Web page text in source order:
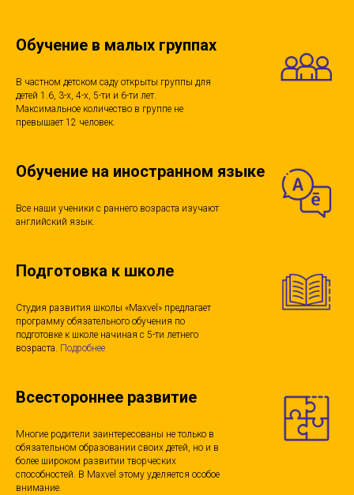
Обучение в малых группах
В частном детском саду открыты группы для
детей 1.6, 3-х, 4-х, 5-ти и 6-ти лет.
Максимальное количество в группе не
превышает 12 человек.
Обучение на иностранном языке
Все наши ученики с раннего возраста изучают
английский язык.
Подготовка к школе
Студия развития школы «Maxvel» предлагает
программу обязательного обучения по
подготовке к школе начиная с 5-ти летнего
возраста. Подробнее
Всестороннее развитие
Многие родители заинтересованы не только в
обязательном образовании своих детей, но и в
более широком развитии творческих
способностей. В Maxvel этому уделяется особое
внимание.